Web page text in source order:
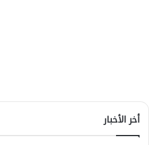
أخر الأخبار